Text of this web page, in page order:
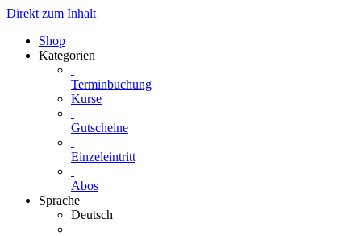
Direkt zum Inhalt
Shop
Kategorien
Terminbuchung
Kurse
Gutscheine
Einzeleintritt
Abos
Sprache
Deutsch